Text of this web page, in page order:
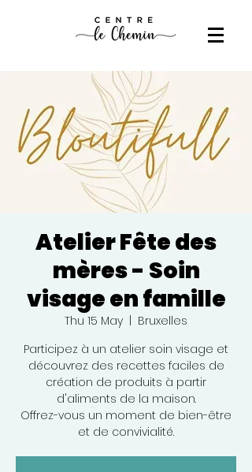
Atelier Fête des
mères - Soin
visage en famille
Thu 15 May
Bruxelles
Participez à un atelier soin visage et
découvrez des recettes faciles de
création de produits à partir
d'aliments de la maison.
Offrez-vous un moment de bien-être
et de convivialité.